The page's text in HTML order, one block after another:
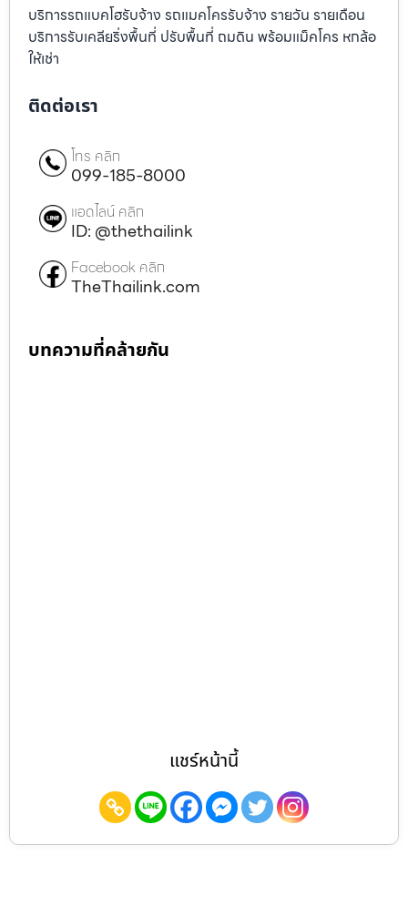
บริการรถแบคโฮรับจ้าง รถแมคโครรับจ้าง รายวัน รายเดือน
บริการรับเคลียริ่งพื้นที่ ปรับพื้นที่ ถมดิน พร้อมแม็คโคร หกล้อ
ให้เช่า
ติดต่อเรา
โทร คลิก
099-185-8000
แอดไลน์ คลิก
ID: @thethailink
Facebook คลิก
TheThailink.com
บทความที่คล้ายกัน
แชร์หน้านี้